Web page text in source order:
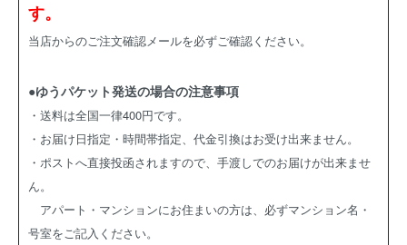
す。
当店からのご注文確認メールを必ずご確認ください。
●ゆうパケット発送の場合の注意事項
・送料は全国一律400円です。
・お届け日指定・時間帯指定、代金引換はお受け出来ません。
・ポストへ直接投函されますので、手渡しでのお届けが出来ませ
ん。
アパート・マンションにお住まいの方は、必ずマンション名・
号室をご記入ください。